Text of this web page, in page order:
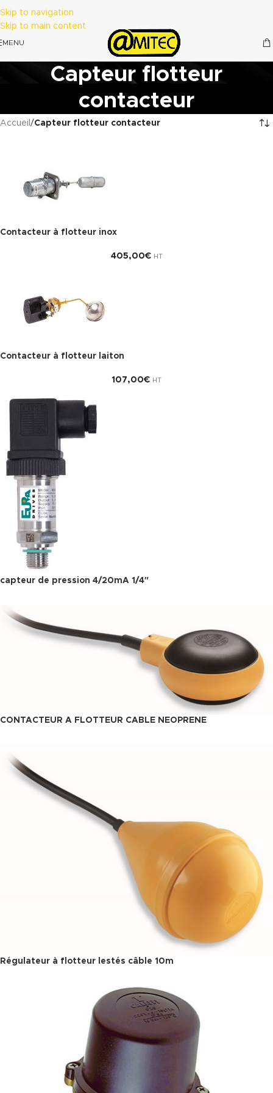
Skip to navigation
Skip to main content
MENU
Capteur flotteur
contacteur
Accueil /Capteur flotteur contacteur
Contacteur à flotteur inox
405,00€ HT
Contacteur à flotteur laiton
107,00€ HT
capteur de pression 4/20mA 1/4″
CONTACTEUR A FLOTTEUR CABLE NEOPRENE
Régulateur à flotteur lestés câble 10m